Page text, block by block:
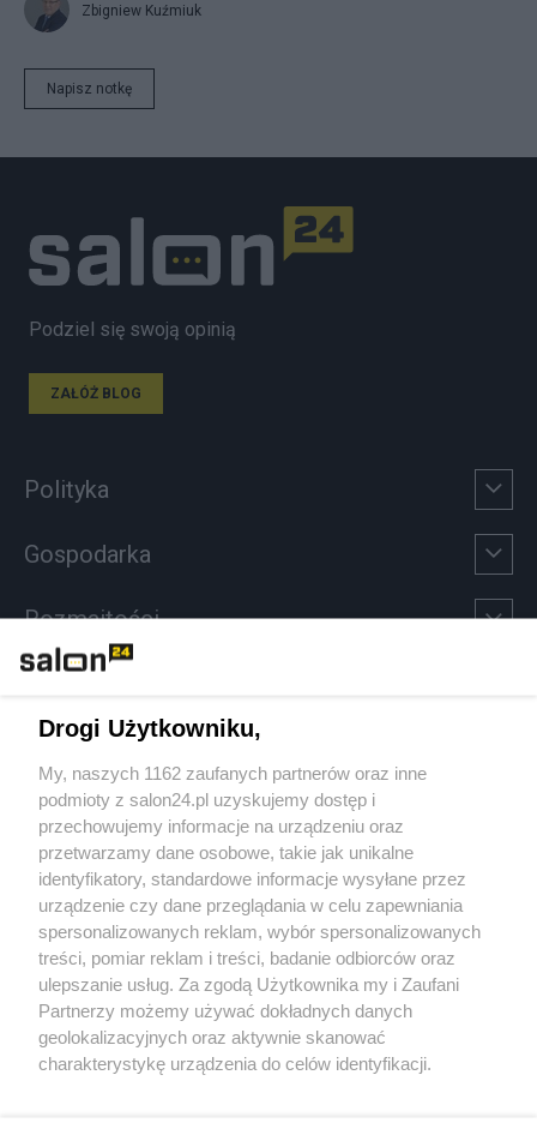
Zbigniew Kuźmiuk
Napisz notkę
Podziel się swoją opinią
ZAŁÓŻ BLOG
Polityka
Gospodarka
Rozmaitości
Sport
Społeczeństwo
Kultura
X Facebook Instagram Youtube
Drogi Użytkowniku,
My, naszych 1162 zaufanych partnerów oraz inne
podmioty z salon24.pl uzyskujemy dostęp i
przechowujemy informacje na urządzeniu oraz
przetwarzamy dane osobowe, takie jak unikalne
identyfikatory, standardowe informacje wysyłane przez
urządzenie czy dane przeglądania w celu zapewniania
spersonalizowanych reklam, wybór spersonalizowanych
treści, pomiar reklam i treści, badanie odbiorców oraz
ulepszanie usług. Za zgodą Użytkownika my i Zaufani
Partnerzy możemy używać dokładnych danych
geolokalizacyjnych oraz aktywnie skanować
charakterystykę urządzenia do celów identyfikacji.